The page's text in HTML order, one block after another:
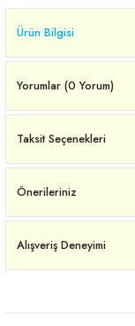
Ürün Bilgisi
Yorumlar (0 Yorum)
Taksit Seçenekleri
Önerileriniz
Alışveriş Deneyimi